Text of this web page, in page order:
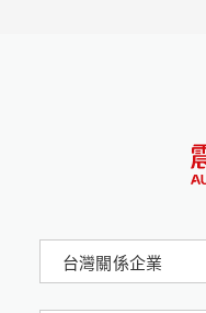
台灣關係企業